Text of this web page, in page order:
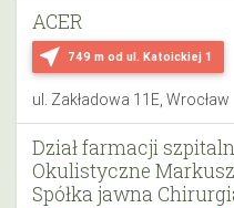
near_me 749 m od ul. Katoickiej 1
ACER
ul. Zakładowa 11E, Wrocław
Dział farmacji
Okulistyczne
Spółka jawna